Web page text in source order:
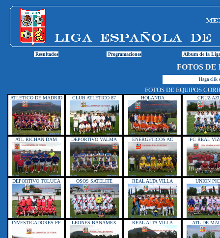
Resultados Programaciones Album de la
FOTOS DE
Haga clik
FOTOS DE EQUIPOS
ATLETICO DE MADRID CLUB ATLETICO 87 HOLANDA CRUZ
ATL RICHAN DAM DEPORTIVO VALMA ENERGETICOS AC FC REAL
DEPORTIVO TOLUCA OSOS SATELITE REAL ALTA VILLA UNION
INVESTIGADORES PF LEONES BANAMEX REAL ALTA VILLA ATL DE